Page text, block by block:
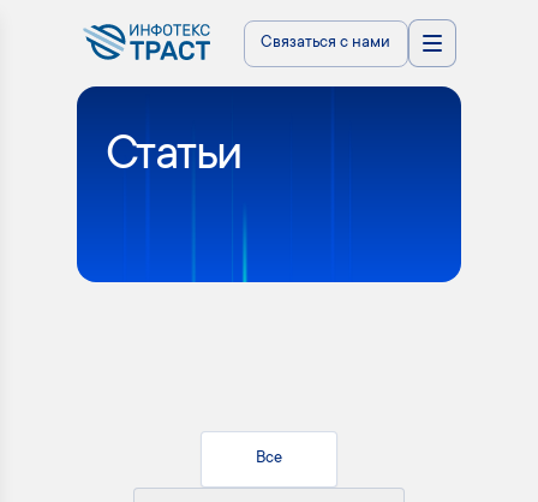
Связаться с нами
Статьи
Все